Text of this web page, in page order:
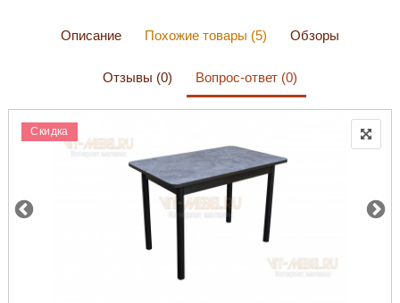
Описание Похожие товары (5) Обзоры
Отзывы (0) Вопрос-ответ (0)
Скидка